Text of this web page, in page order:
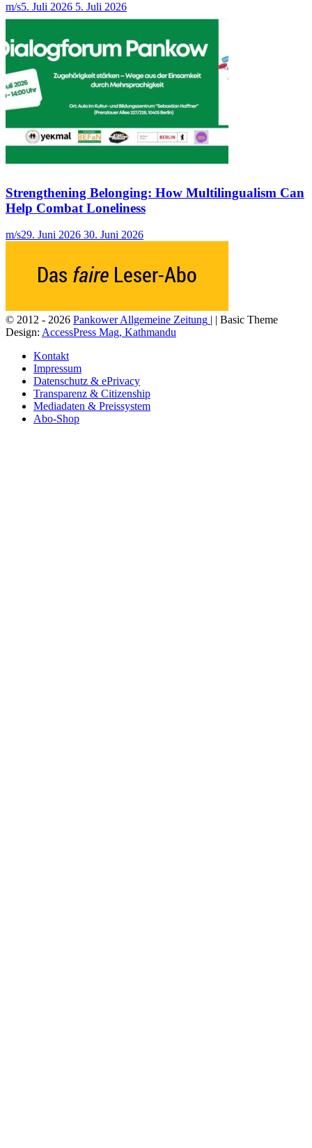
m/s5. Juli 2026 5. Juli 2026
Strengthening Belonging: How Multilingualism Can
Help Combat Loneliness
m/s29. Juni 2026 30. Juni 2026
© 2012 - 2026 Pankower Allgemeine Zeitung | | Basic Theme
Design: AccessPress Mag, Kathmandu
Kontakt
Impressum
Datenschutz & ePrivacy
Transparenz & Citizenship
Mediadaten & Preissystem
Abo-Shop